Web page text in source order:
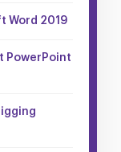
Word 2019
PowerPoint